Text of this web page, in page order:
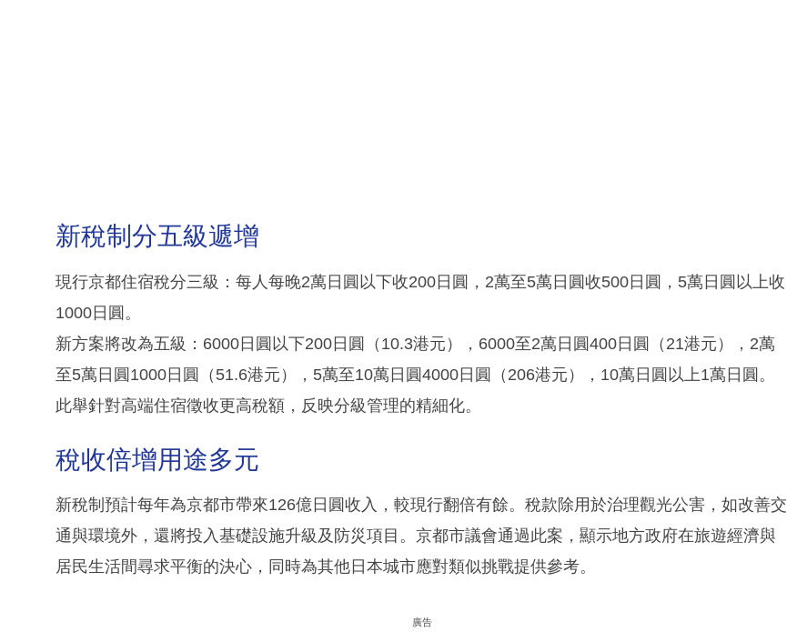
新稅制分五級遞增
現行京都住宿稅分三級：每人每晚2萬日圓以下收200日圓，2萬至5萬日圓收500日圓，5萬日圓以上收
1000日圓。
新方案將改為五級：6000日圓以下200日圓（10.3港元），6000至2萬日圓400日圓（21港元），2萬
至5萬日圓1000日圓（51.6港元），5萬至10萬日圓4000日圓（206港元），10萬日圓以上1萬日圓。
此舉針對高端住宿徵收更高稅額，反映分級管理的精細化。
稅收倍增用途多元
新稅制預計每年為京都市帶來126億日圓收入，較現行翻倍有餘。稅款除用於治理觀光公害，如改善交
通與環境外，還將投入基礎設施升級及防災項目。京都市議會通過此案，顯示地方政府在旅遊經濟與
居民生活間尋求平衡的決心，同時為其他日本城市應對類似挑戰提供參考。
廣告